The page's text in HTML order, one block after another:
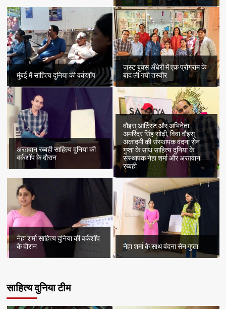
मुंबई में साहित्य दुनिया की वर्कशॉप
जस्ट बुक्स अँधेरी में एक प्रोग्राम के
बाद ली गयी तस्वीर
अरग़वान रब्बही साहित्य दुनिया की
वर्कशॉप के दौरान
वौइस् आर्टिस्ट और अभिनेता
अमरिंदर सिंह सोढ़ी, विवा वौइस्
अकादमी की संस्थापक वंदना सेन
गुप्ता के साथ साहित्य दुनिया के
संस्थापक नेहा शर्मा और अरग़वान
रब्बही
नेहा शर्मा साहित्य दुनिया की वर्कशॉप
के दौरान
नेहा शर्मा के साथ वंदना सेन गुप्ता
साहित्य दुनिया टीम